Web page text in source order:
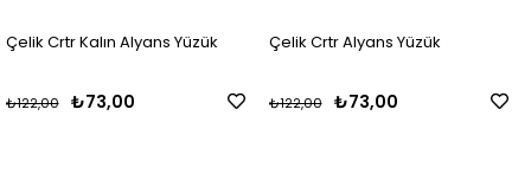
Çelik Crtr Kalın Alyans Yüzük
₺73,00
₺122,00
Çelik Crtr Alyans Yüzük
₺73,00
₺122,00